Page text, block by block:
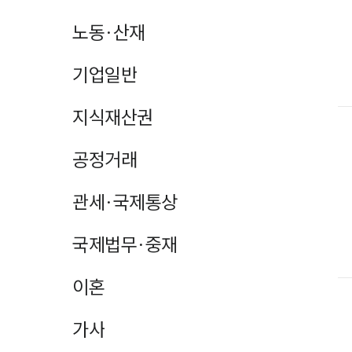
노동·산재
기업일반
지식재산권
공정거래
관세·국제통상
국제법무·중재
이혼
가사